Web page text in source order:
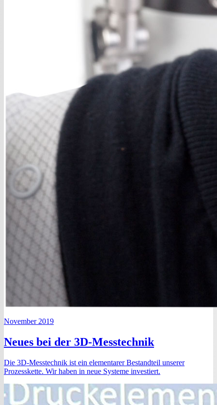
November 2019
Neues bei der 3D-Messtechnik
Die 3D-Messtechnik ist ein elementarer Bestandteil unserer
Prozesskette. Wir haben in neue Systeme investiert.